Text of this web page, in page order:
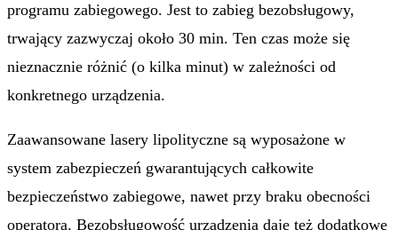
programu zabiegowego. Jest to zabieg bezobsługowy,
trwający zazwyczaj około 30 min. Ten czas może się
nieznacznie różnić (o kilka minut) w zależności od
konkretnego urządzenia.
Zaawansowane lasery lipolityczne są wyposażone w
system zabezpieczeń gwarantujących całkowite
bezpieczeństwo zabiegowe, nawet przy braku obecności
operatora. Bezobsługowość urządzenia daje też dodatkowe